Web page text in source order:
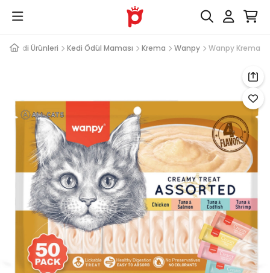
Kedi Ürünleri Kedi Ödül Maması Krema Wanpy Wanpy Krema